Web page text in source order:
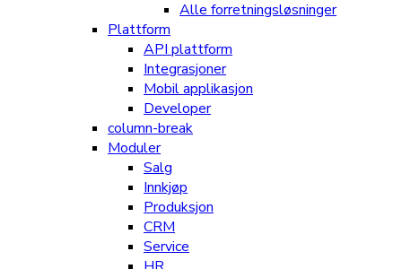
Alle forretningsløsninger
Plattform
API plattform
Integrasjoner
Mobil applikasjon
Developer
column-break
Moduler
Salg
Innkjøp
Produksjon
CRM
Service